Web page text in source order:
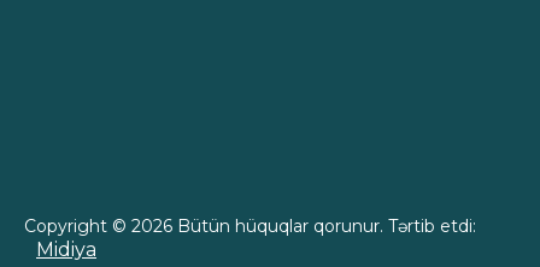
Copyright © 2026 Bütün hüquqlar qorunur. Tərtib etdi:
Midiya